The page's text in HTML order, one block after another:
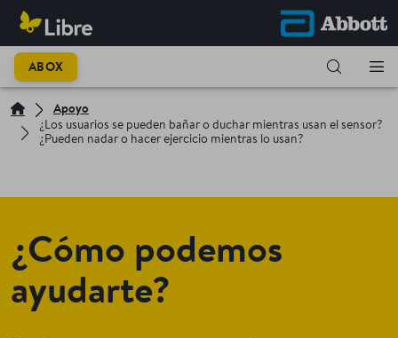
ABOX
Apoyo
¿Los usuarios se pueden bañar o duchar mientras usan el sensor?
¿Pueden nadar o hacer ejercicio mientras lo usan?
¿Cómo podemos
ayudarte?